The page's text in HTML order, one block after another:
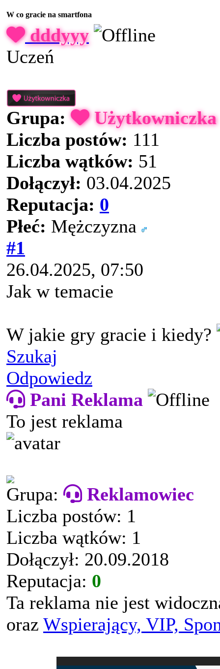
W co gracie na smartfona
dddyyy
Uczeń
Grupa:
Użytkowniczka
Liczba postów: 111
Liczba wątków: 51
Dołączył: 03.04.2025
Reputacja: 0
Płeć: Mężczyzna
#1
26.04.2025, 07:50
Jak w temacie
W jakie gry gracie i kiedy?
Szukaj
Odpowiedz
Pani Reklama
To jest reklama
Grupa:
Reklamowiec
Liczba postów: 1
Liczba wątków: 1
Dołączył: 20.09.2018
Reputacja: 0
Ta reklama nie jest
oraz Wspierający, VIP,